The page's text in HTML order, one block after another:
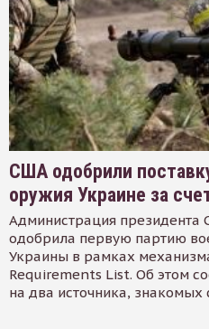
США одобрили
оружия Украине за
Администрация
одобрила первую партию
Украины в рамках
Requirements List. Об этом
на два источника, знакомых